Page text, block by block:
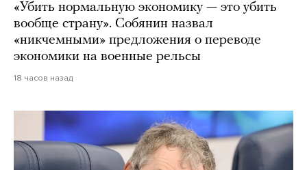
«Убить нормальную экономику — это убить
вообще страну». Собянин назвал
«никчемными» предложения о переводе
экономики на военные рельсы
18 часов назад